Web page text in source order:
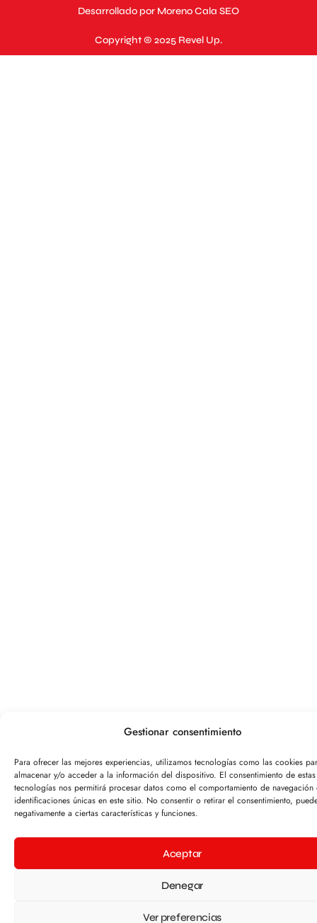
Gestionar consentimiento
Para ofrecer las mejores experiencias, utilizamos tecnologías como las cookies
almacenar y/o acceder a la información del dispositivo. El consentimiento de estas
tecnologías nos permitirá procesar datos como el comportamiento de navegación
identificaciones únicas en este sitio. No consentir o retirar el consentimiento,
negativamente a ciertas características y funciones.
Aceptar
Denegar
Ver preferencias
Copyright © 2025 Revel Up.
Desarrollado por Moreno Cala SEO